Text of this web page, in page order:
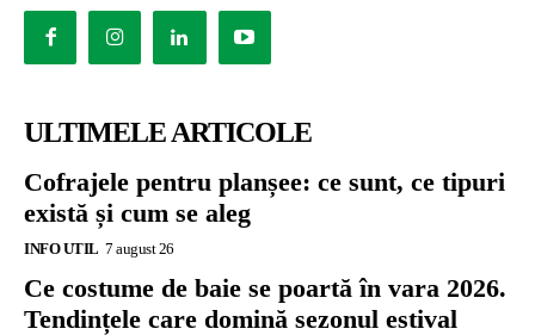
ULTIMELE ARTICOLE
Cofrajele pentru planșee: ce sunt, ce tipuri
există și cum se aleg
INFO UTIL 7 august 26
Ce costume de baie se poartă în vara 2026.
Tendințele care domină sezonul estival